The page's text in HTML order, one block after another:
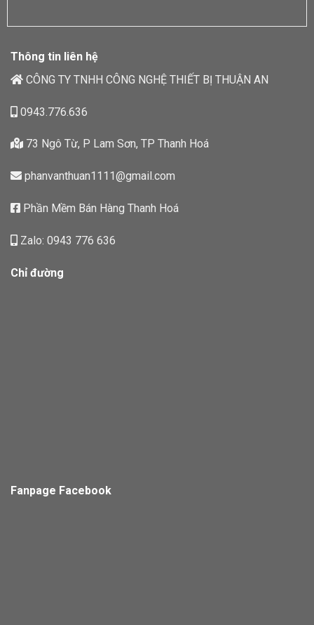
Thông tin liên hệ
CÔNG TY TNHH CÔNG NGHỆ THIẾT BỊ THUẬN AN
0943.776.636
73 Ngô Từ, P Lam Sơn, TP Thanh Hoá
phanvanthuan1111@gmail.com
Phần Mềm Bán Hàng Thanh Hoá
Zalo: 0943 776 636
Chỉ đường
Fanpage Facebook